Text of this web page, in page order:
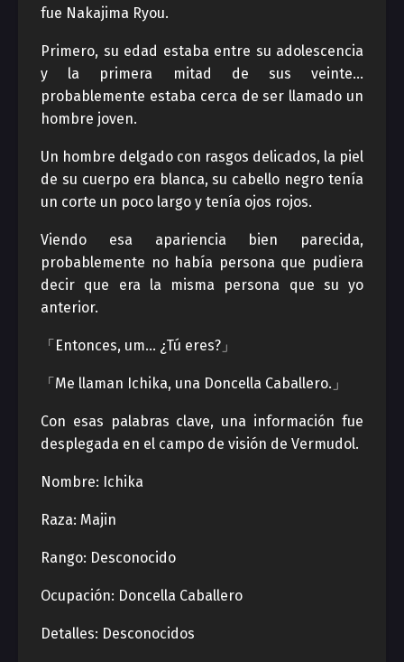
fue Nakajima Ryou.
Primero, su edad estaba entre su adolescencia
y la primera mitad de sus veinte…
probablemente estaba cerca de ser llamado un
hombre joven.
Un hombre delgado con rasgos delicados, la piel
de su cuerpo era blanca, su cabello negro tenía
un corte un poco largo y tenía ojos rojos.
Viendo esa apariencia bien parecida,
probablemente no había persona que pudiera
decir que era la misma persona que su yo
anterior.
「Entonces, um… ¿Tú eres?」
「Me llaman Ichika, una Doncella Caballero.」
Con esas palabras clave, una información fue
desplegada en el campo de visión de Vermudol.
Nombre: Ichika
Raza: Majin
Rango: Desconocido
Ocupación: Doncella Caballero
Detalles: Desconocidos